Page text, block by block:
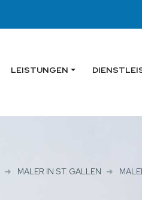
LEISTUNGEN
MALER IN ST. GALLEN